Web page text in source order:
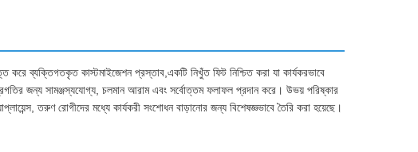
ব্যক্তিগতকৃত কাস্টমাইজেশন প্রস্তাব,একটি নিখুঁত ফিট নিশ্চিত করা যা কার্যকরভাবে
জন্য সামঞ্জস্যযোগ্য, চলমান আরাম এবং সর্বোত্তম ফলাফল প্রদান করে। উভয় পরিষ্কার
তরুণ রোগীদের মধ্যে কার্যকরী সংশোধন বাড়ানোর জন্য বিশেষজ্ঞভাবে তৈরি করা হয়েছে।